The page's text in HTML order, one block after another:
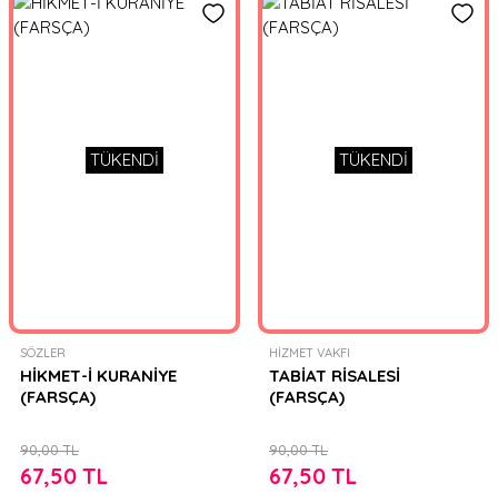
TÜKENDİ
SÖZLER
HİKMET-İ KURANİYE
(FARSÇA)
67,50 TL
90,00 TL
TÜKENDİ
HİZMET VAKFI
TABİAT RİSALESİ
(FARSÇA)
67,50 TL
90,00 TL